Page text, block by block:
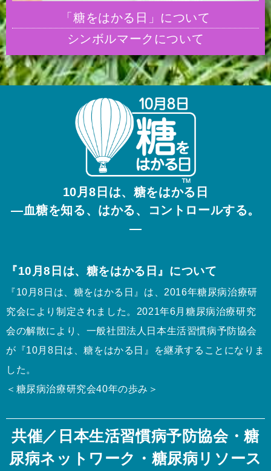
「糖をはかる日」について
シンボルマークについて
10月8日は、糖をはかる日
—血糖を知る、はかる、コントロールする。
—
『10月8日は、糖をはかる日』について
『10月8日は、糖をはかる日』は、2016年糖尿病治療研
究会により制定されました。2021年6月糖尿病治療研究
会の解散により、一般社団法人日本生活習慣病予防協会
が『10月8日は、糖をはかる日』を継承することになりま
した。
＜糖尿病治療研究会40年の歩み＞
共催／ 日本生活習慣病予防協会・糖
尿病ネットワーク ・ 糖尿病リソース